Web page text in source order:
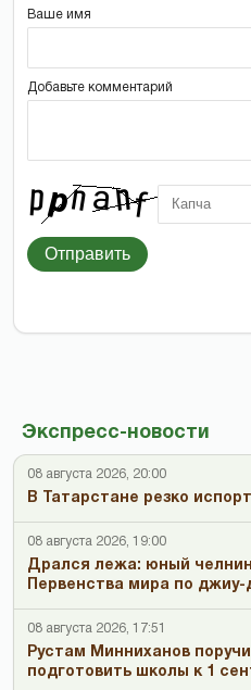
Экспресс-новости
08 августа 2026, 20:00
В Татарстане резко
08 августа 2026, 19:00
Дрался лежа: юный
Первенства мира по
08 августа 2026, 17:51
Рустам Минниханов
подготовить школы к 1
Ваше имя
Добавьте комментарий
Отправить